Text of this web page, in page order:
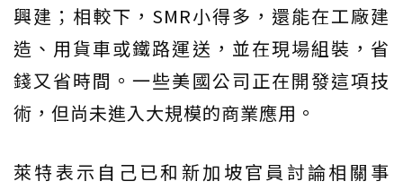
興建；相較下，SMR小得多，還能在工廠建
造、用貨車或鐵路運送，並在現場組裝，省
錢又省時間。一些美國公司正在開發這項技
術，但尚未進入大規模的商業應用。
萊特表示自己已和新加坡官員討論相關事